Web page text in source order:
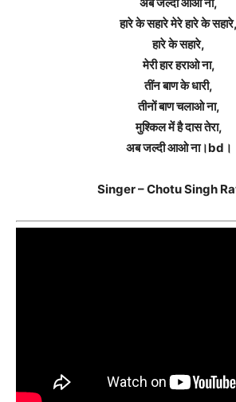
हारे के सहारे मेरे हारे के सहारे,
हारे के सहारे,
मेरी हार हराओ ना,
तींन बाण के धारी,
तीनों बाण चलाओ ना,
मुश्किल में है दास तेरा,
अब जल्दी आओ ना।bd।
Singer – Chotu Singh